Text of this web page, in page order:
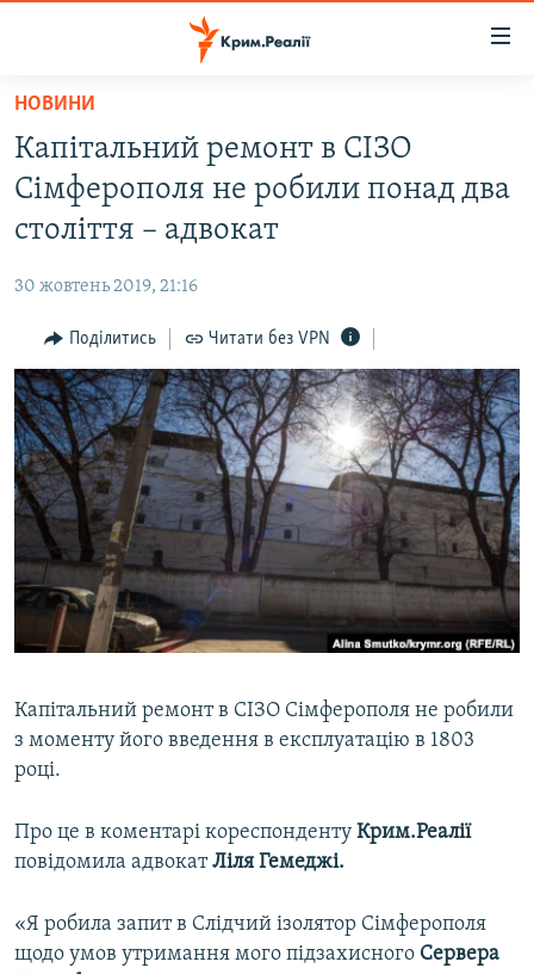
Перейти
основного
матеріалу
Перейти
до
основної
Перейти
до
пошуку
ВОДА.КРИМ
ВІДЕО ТА ФОТО
БЛОГИ
ПОГЛЯД
ІНТЕРВ'Ю
ВСЕ ЗА ДЕНЬ
СПЕЦПРОЕКТИ
ДЕПОРТАЦІЯ
ВІДЕОУРОКИ «ELIFBE»
СВІДЧЕННЯ ОКУПАЦІЇ
УКРАЇНСЬКА ПРОБЛЕМА КРИМУ
ЯК ОБІЙТИ БЛОКУВАННЯ
Русский
Qırımtatar
НОВИНИ
Капітальний ремонт в СІЗО
Сімферополя не робили понад два
століття – адвокат
30 жовтень 2019, 21:16
Поділитись Читати без VPN
Капітальний ремонт в СІЗО Сімферополя не робили
з моменту його введення в експлуатацію в 1803
році.
Про це в коментарі кореспонденту Крим.Реалії
повідомила адвокатЛіля Гемеджі.
«Я робила запит в Слідчий ізолятор Сімферополя
щодо умов утримання мого підзахисного Сервера